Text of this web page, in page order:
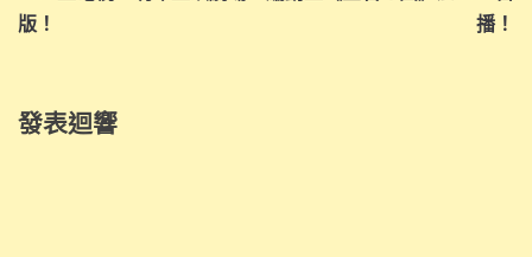
覽
版！
播！
發表迴響